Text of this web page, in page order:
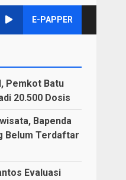
E-PAPPER
Pemkot Batu
20.500 Dosis
Bapenda
Belum Terdaftar
Evaluasi